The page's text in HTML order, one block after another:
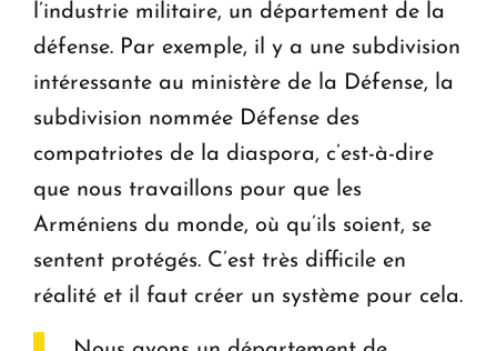
l’industrie militaire, un département de la
défense. Par exemple, il y a une subdivision
intéressante au ministère de la Défense, la
subdivision nommée Défense des
compatriotes de la diaspora, c’est-à-dire
que nous travaillons pour que les
Arméniens du monde, où qu’ils soient, se
sentent protégés. C’est très difficile en
réalité et il faut créer un système pour cela.